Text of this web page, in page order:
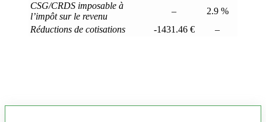
CSG/CRDS imposable à
l’impôt sur le revenu
–
2.9 %
Réductions de cotisations
-1431.46 € –